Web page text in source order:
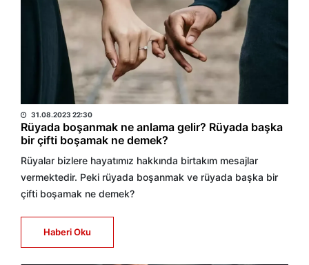
HABER MERKEZİ
31.08.2023 22:30
Rüyada boşanmak ne anlama gelir? Rüyada başka
bir çifti boşamak ne demek?
Rüyalar bizlere hayatımız hakkında birtakım mesajlar
vermektedir. Peki rüyada boşanmak ve rüyada başka bir
çifti boşamak ne demek?
Haberi Oku